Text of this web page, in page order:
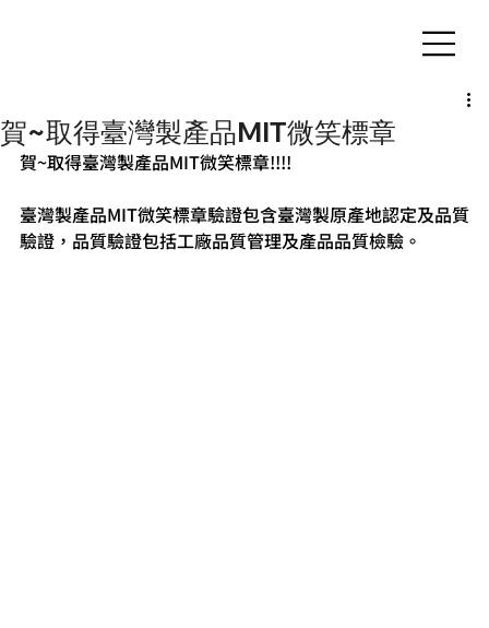
客製化鋁擠型｜氣密窗
賀~取得臺灣製產品MIT微笑標章
賀~取得臺灣製產品MIT微笑標章!!!!
臺灣製產品MIT微笑標章驗證包含臺灣製原產地認定及品質
驗證，品質驗證包括工廠品質管理及產品品質檢驗。